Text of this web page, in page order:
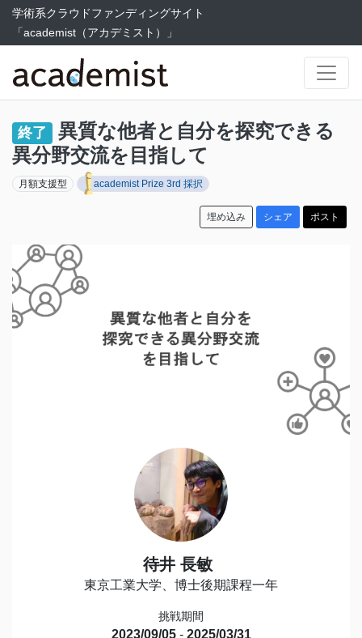
学術系クラウドファンディングサイト
「academist（アカデミスト）」
終了
異質な他者と自分を探究できる
異分野交流を目指して
月額支援型 academist Prize 3rd 採択
埋め込み シェア ポスト
待井 長敏
東京工業大学、博士後期課程一年
挑戦期間
2023/09/05- 2025/03/31